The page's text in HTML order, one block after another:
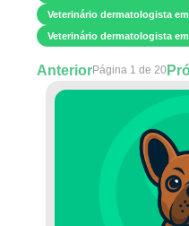
Veterinário dermatologista
Veterinário dermatologista
AnteriorPágina 1 de 20